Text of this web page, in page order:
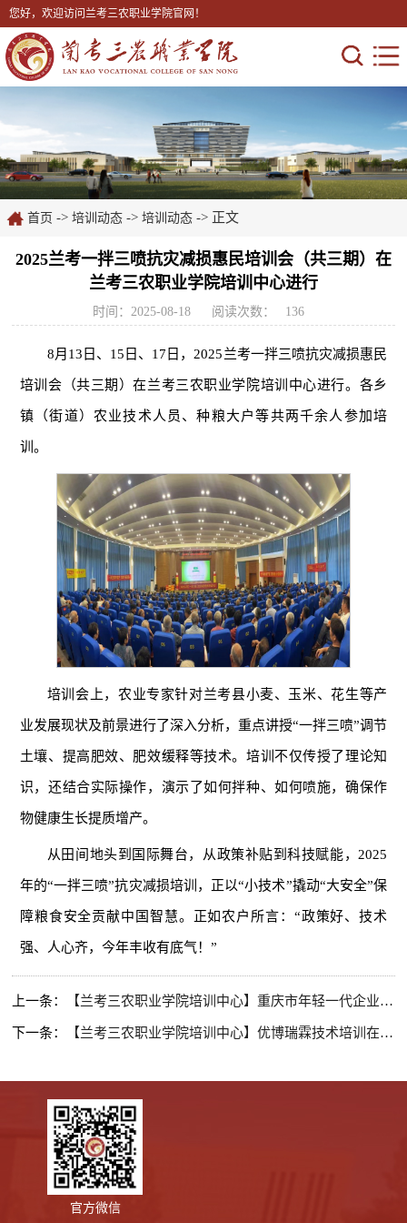
您好，欢迎访问兰考三农职业学院官网！
首页 -> 培训动态 -> 培训动态 -> 正文
2025兰考一拌三喷抗灾减损惠民培训会（共三期）在
兰考三农职业学院培训中心进行
时间：2025-08-18 阅读次数： 136
8月13日、15日、17日，2025兰考一拌三喷抗灾减损惠民
培训会（共三期）在兰考三农职业学院培训中心进行。各乡
镇（街道）农业技术人员、种粮大户等共两千余人参加培
训。
培训会上，农业专家针对兰考县小麦、玉米、花生等产
业发展现状及前景进行了深入分析，重点讲授“一拌三喷”调节
土壤、提高肥效、肥效缓释等技术。培训不仅传授了理论知
识，还结合实际操作，演示了如何拌种、如何喷施，确保作
物健康生长提质增产。
从田间地头到国际舞台，从政策补贴到科技赋能，2025
年的“一拌三喷”抗灾减损培训，正以“小技术”撬动“大安全”保
障粮食安全贡献中国智慧。正如农户所言：“政策好、技术
强、人心齐，今年丰收有底气！”
上一条： 【兰考三农职业学院培训中心】重庆市年轻一代企业家示范培训班在我校培训中心进行
下一条： 【兰考三农职业学院培训中心】优博瑞霖技术培训在我校培训中心进行
官方微信